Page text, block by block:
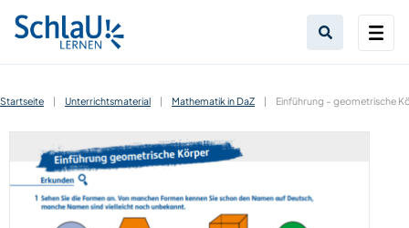
Startseite | Unterrichtsmaterial | Mathematik in DaZ | Einführung – geometrische